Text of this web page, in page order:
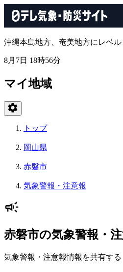
沖縄本島地方、奄美地方にレベ
8月7日 18時56分
マイ地域
トップ
岡山県
赤磐市
気象警報・注意報
赤磐市の気象警報・
気象警報・注意報情報を共有する